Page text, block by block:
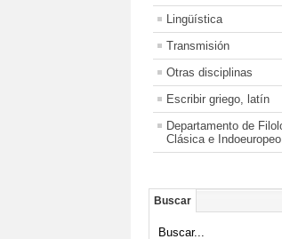
Lingüística
Transmisión
Otras disciplinas
Escribir griego, latín
Departamento de
Clásica e
Buscar
Buscar...